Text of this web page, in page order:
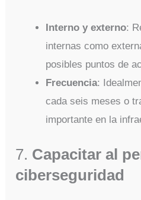
Interno y externo:
internas como
posibles puntos de
Frecuencia:
cada seis meses o
importante en la
7. Capacitar al
ciberseguridad